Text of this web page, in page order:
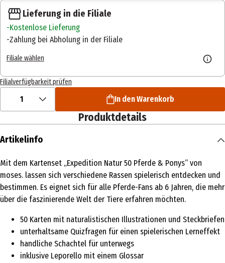
Lieferung in die Filiale
Kostenlose Lieferung
Zahlung bei Abholung in der Filiale
Filiale wählen
Filialverfügbarkeit prüfen
1 In den Warenkorb
Produktdetails
Artikelinfo
Mit dem Kartenset „Expedition Natur 50 Pferde & Ponys“ von
moses. lassen sich verschiedene Rassen spielerisch entdecken und
bestimmen. Es eignet sich für alle Pferde-Fans ab 6 Jahren, die mehr
über die faszinierende Welt der Tiere erfahren möchten.
50 Karten mit naturalistischen Illustrationen und Steckbriefen
unterhaltsame Quizfragen für einen spielerischen Lerneffekt
handliche Schachtel für unterwegs
inklusive Leporello mit einem Glossar